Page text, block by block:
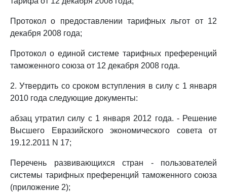
Протокол о предоставлении тарифных льгот от 12
декабря 2008 года;
Протокол о единой системе тарифных преференций
таможенного союза от 12 декабря 2008 года.
2. Утвердить со сроком вступления в силу с 1 января
2010 года следующие документы:
абзац утратил силу с 1 января 2012 года. - Решение
Высшего Евразийского экономического совета от
19.12.2011 N 17;
Перечень развивающихся стран - пользователей
системы тарифных преференций таможенного союза
(приложение 2);